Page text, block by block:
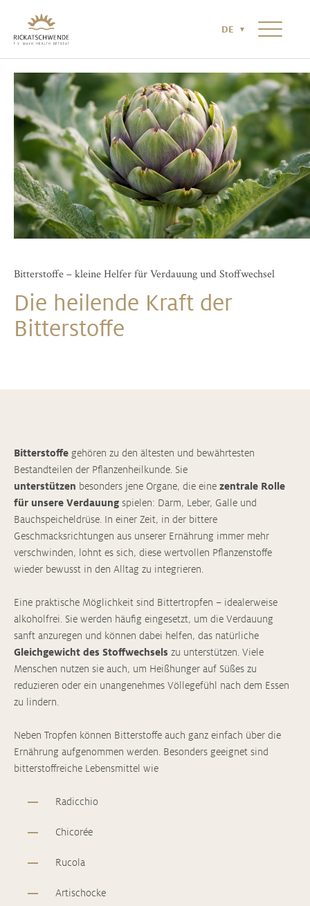
DE
Bitterstoffe – kleine Helfer für Verdauung und Stoffwechsel
Die heilende Kraft der
Bitterstoffe
Bitterstoffe gehören zu den ältesten und bewährtesten
Bestandteilen der Pflanzenheilkunde. Sie
unterstützen besonders jene Organe, die eine zentrale Rolle
für unsere Verdauung spielen: Darm, Leber, Galle und
Bauchspeicheldrüse. In einer Zeit, in der bittere
Geschmacksrichtungen aus unserer Ernährung immer mehr
verschwinden, lohnt es sich, diese wertvollen Pflanzenstoffe
wieder bewusst in den Alltag zu integrieren.
Eine praktische Möglichkeit sind Bittertropfen – idealerweise
alkoholfrei. Sie werden häufig eingesetzt, um die Verdauung
sanft anzuregen und können dabei helfen, das natürliche
Gleichgewicht des Stoffwechsels zu unterstützen. Viele
Menschen nutzen sie auch, um Heißhunger auf Süßes zu
reduzieren oder ein unangenehmes Völlegefühl nach dem Essen
zu lindern.
Neben Tropfen können Bitterstoffe auch ganz einfach über die
Ernährung aufgenommen werden. Besonders geeignet sind
bitterstoffreiche Lebensmittel wie
Radicchio
Chicorée
Rucola
Artischocke